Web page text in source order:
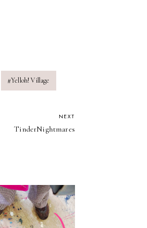
#Yelloh! Village
NEXT
TinderNightmares